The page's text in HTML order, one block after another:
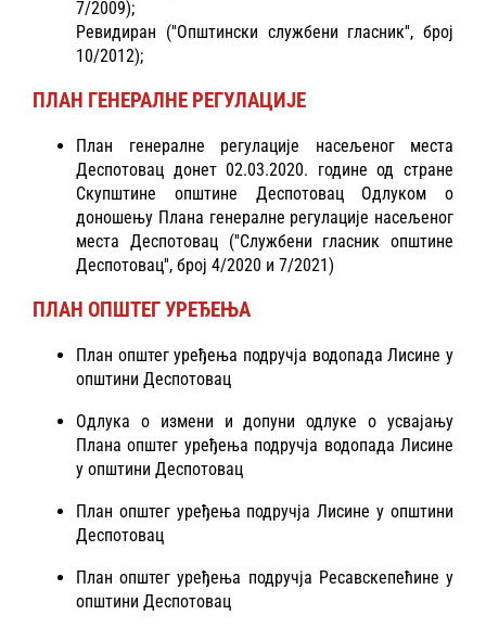
7/2009);
Ревидиран (''Општински службени гласник'', број
10/2012);
ПЛАН ГЕНЕРАЛНЕ РЕГУЛАЦИЈЕ
План генералне регулације насељеног места
Деспотовац донет 02.03.2020. године од стране
Скупштине општине Деспотовац Одлуком о
доношењу Плана генералне регулације насељеног
места Деспотовац (''Службени гласник општине
Деспотовац'', број 4/2020 и 7/2021)
ПЛАН ОПШТЕГ УРЕЂЕЊА
План општег уређења подручја водопада Лисине у
општини Деспотовац
Одлука о измени и допуни одлуке о усвајању
Плана општег уређења подручја водопада Лисине
у општини Деспотовац
План општег уређења подручја Лисине у општини
Деспотовац
План општег уређења подручја Ресавскепећине у
општини Деспотовац